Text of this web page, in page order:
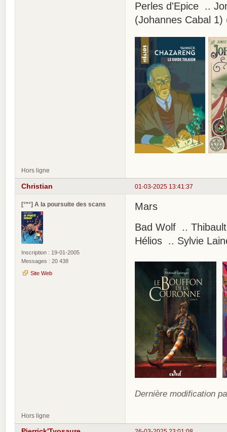
Perles d'Epice ..
(Johannes Cabal
Hors ligne
01-03-2025 13:41:37
Christian
[°*°] A la poursuite des scans
Inscription : 19-01-2005
Messages : 20 438
Site Web
Mars
Bad Wolf ..
Hélios .. Sylvie
Dernière modification
Hors ligne